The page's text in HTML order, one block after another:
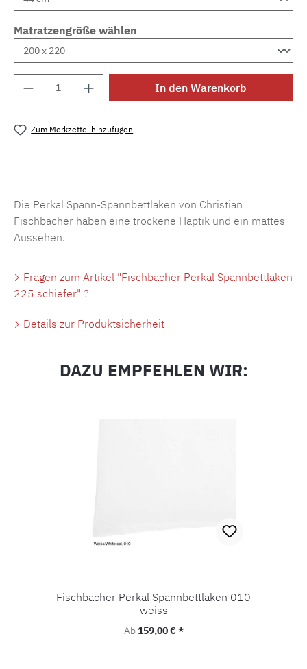
Matratzengröße wählen
Produkt Anzahl: Gib den gewünschten
In den Warenkorb
Zum Merkzettel hinzufügen
Die Perkal Spann-Spannbettlaken von Christian
Fischbacher haben eine trockene Haptik und ein mattes
Aussehen.
Fragen zum Artikel "Fischbacher Perkal Spannbettlaken
225 schiefer" ?
Details zur Produktsicherheit
DAZU EMPFEHLEN WIR:
Fischbacher Perkal Spannbettlaken 010
weiss
Regulärer Preis:
Ab159,00 € *